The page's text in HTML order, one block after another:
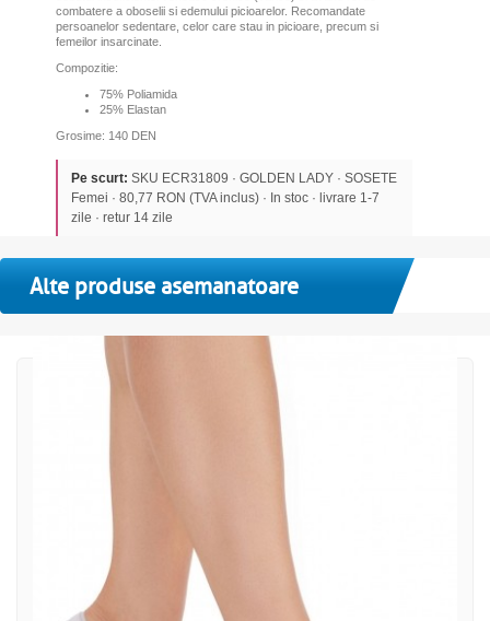
combatere a oboselii si edemului picioarelor. Recomandate
persoanelor sedentare, celor care stau in picioare, precum si
femeilor insarcinate.
Compozitie:
75% Poliamida
25% Elastan
Grosime: 140 DEN
Pe scurt: SKU ECR31809 · GOLDEN LADY · SOSETE
Femei · 80,77 RON (TVA inclus) · In stoc · livrare 1-7
zile · retur 14 zile
Alte produse asemanatoare